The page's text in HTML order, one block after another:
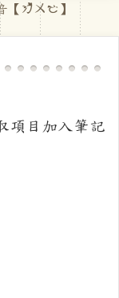
【 ㄌㄨㄛ 】
項目加入筆記